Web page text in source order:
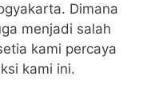
Dimana
menjadi salah
kami percaya
kami ini.